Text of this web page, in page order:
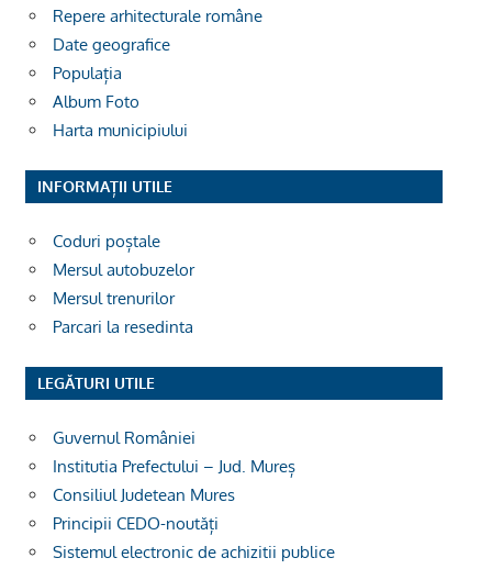
Repere arhitecturale române
Date geografice
Populația
Album Foto
Harta municipiului
INFORMAȚII UTILE
Coduri poștale
Mersul autobuzelor
Mersul trenurilor
Parcari la resedinta
LEGĂTURI UTILE
Guvernul României
Institutia Prefectului – Jud. Mureș
Consiliul Judetean Mures
Principii CEDO-noutăți
Sistemul electronic de achizitii publice